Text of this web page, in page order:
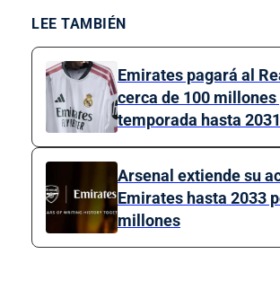
LEE TAMBIÉN
Emirates pagará al
cerca de 100 millones
temporada hasta 2031
Arsenal extiende su
Emirates hasta 2033
millones